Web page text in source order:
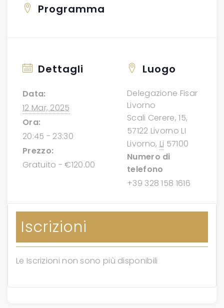
Programma
Dettagli
Data:
12 Mar, 2025
Ora:
20:45 - 23:30
Prezzo:
Gratuito - €120.00
Luogo
Delegazione Fisar
Livorno
Scali Cerere, 15,
57122 Livorno LI
Livorno, Li 57100
Numero di
telefono
+39 328 158 1616
Iscrizioni
Le Iscrizioni non sono più disponibili